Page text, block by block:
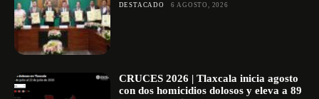
DESTACADO 6 AGOSTO, 2026
CRUCES 2026 | Tlaxcala inicia agosto
con dos homicidios dolosos y eleva a 89